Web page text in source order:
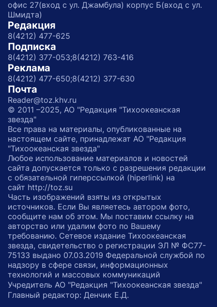
офис 27(вход с ул. Джамбула) корпус Б(вход с ул.
Шмидта)
Редакция
8(4212) 477-625
Подписка
8(4212) 377-053;8(4212) 763-416
Реклама
8(4212) 477-650;8(4212) 377-630
Почта
Reader@toz.khv.ru
© 2011 –2025, АО "Редакция "Тихоокеанская
звезда"
Все права на материалы, опубликованные на
настоящем сайте, принадлежат АО "Редакция
"Тихоокеанская звезда"
Любое использование материалов и новостей
сайта допускается только с разрешения редакции
с обязательной гиперссылкой (hiperlink) на
сайт http://toz.su
Часть изображений взяты из открытых
источников. Если Вы являетесь автором фото,
сообщите нам об этом. Мы поставим ссылку на
авторство или удалим фото по Вашему
требованию. Сетевое издание Тихоокеанская
звезда, свидетельство о регистрации ЭЛ № ФС77-
75133 выдано 07.03.2019 Федеральной службой по
надзору в сфере связи, информационных
технологий и массовых коммуникаций
Учредитель АО "Редакция "Тихоокеанская звезда"
Главный редактор: Денчик Е.Д.